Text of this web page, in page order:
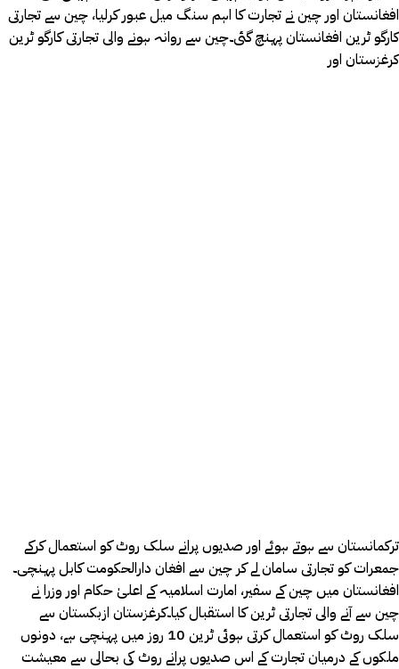
افغانستان اور چین نے تجارت کا اہم سنگ میل عبور کرلیا، چین سے تجارتی
کارگو ٹرین افغانستان پہنچ گئی۔چین سے روانہ ہونے والی تجارتی کارگو ٹرین
کرغزستان اور
ترکمانستان سے ہوتے ہوئے اور صدیوں پرانے سلک روٹ کو استعمال کرکے
جمعرات کو تجارتی سامان لے کر چین سے افغان دارالحکومت کابل پہنچی۔
افغانستان میں چین کے سفیر، امارت اسلامیہ کے اعلیٰ حکام اور وزرا نے
چین سے آنے والی تجارتی ٹرین کا استقبال کیا۔کرغزستان ازبکستان سے
سلک روٹ کو استعمال کرتی ہوئی ٹرین 10 روز میں پہنچی ہے، دونوں
ملکوں کے درمیان تجارت کے اس صدیوں پرانے روٹ کی بحالی سے معیشت